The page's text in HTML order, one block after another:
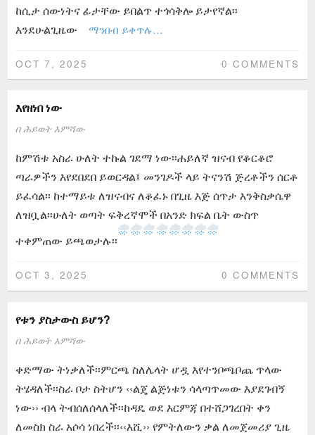
ከሲታ ሰውነትና ፊታቸው ይበልጥ ተጎሳቅሎ ይታየኛል፡፡
እንደሁልጊዜው
ማንበብ ይቀጥሉ…
OCT 7, 2025 0 COMMENTS
እየዘነበ ነው
በ ሕይወት እምሻው
ከምሽቱ አስራ ሁለት ተኩል ገደማ ነው፡፡ሐይለኛ ዝናብ የቆርቆሮ
ጣራዎችን እየደበደበ ይወርዳል፤ መንገዶች ላይ ትናንሽ ጅረቶችን ሰርቶ
ይፈሳል፡፡ ከተማይቱ ለዝናብና ለቆፈኑ በጊዜ እጅ ሰጥታ እንቅስቃሴዋ
ለዝቧል፡፡ሁለት ወጣት ፍቅረኛሞች በአንድ ክፍል ቤት ውስጥ
ተቀምጠው ይጫወታሉ፡፡
OCT 3, 2025 0 COMMENTS
የቱን ያስታውስ ይሆን?
በ ሕይወት እምሻው
ቀድማው ትነቃለች፡፡ምርጫ ስለሌላት ሆዷ እየተንቦጫቦጨ ጥላው
ትሄዳለች፡፡ስራ ቦታ ስትሆን ‹‹ልጄ ልጅነቱን ሳላጣጥመው እያደገብኝ
ነው›› ብላ ትብሰለሰላለች፡፡ከዳዴ ወደ እርምጃ በተሸጋገረበት ቀን
ለመስክ ስራ አሶሳ ነበረች፡፡‹‹እሺ›› የምትለውን ቃል ለመጀመሪያ ጊዜ